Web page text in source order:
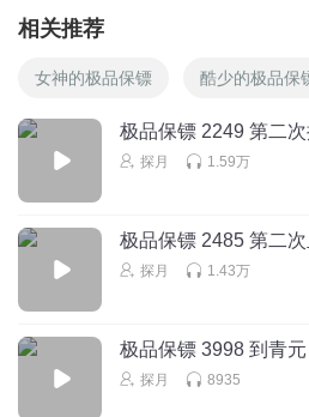
相关推荐
女神的极品保镖 酷少的极品保
极品保镖 2249 第二次
探月 1.59万
极品保镖 2485 第二
探月 1.43万
极品保镖 3998 到青元
探月 8935